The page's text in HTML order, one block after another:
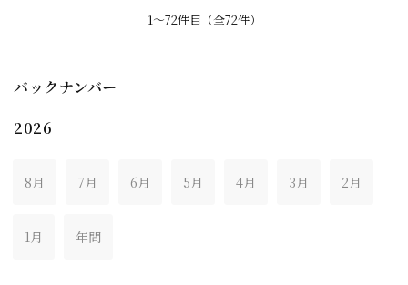
1〜72件目（全72件）
バックナンバー
2026
8月 7月 6月 5月 4月 3月 2月
1月 年間